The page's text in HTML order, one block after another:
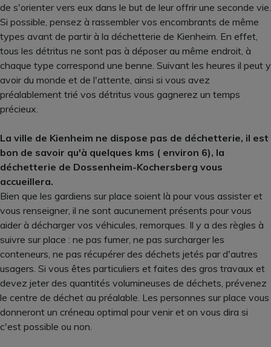
de s'orienter vers eux dans le but de leur offrir une seconde vie.
Si possible, pensez à rassembler vos encombrants de même
types avant de partir à la déchetterie de Kienheim. En effet,
tous les détritus ne sont pas à déposer au même endroit, à
chaque type correspond une benne. Suivant les heures il peut y
avoir du monde et de l'attente, ainsi si vous avez
préalablement trié vos détritus vous gagnerez un temps
précieux.
La ville de Kienheim ne dispose pas de déchetterie, il est
bon de savoir qu'à quelques kms ( environ 6), la
déchetterie de Dossenheim-Kochersberg vous
accueillera.
Bien que les gardiens sur place soient là pour vous assister et
vous renseigner, il ne sont aucunement présents pour vous
aider à décharger vos véhicules, remorques. Il y a des règles à
suivre sur place : ne pas fumer, ne pas surcharger les
conteneurs, ne pas récupérer des déchets jetés par d'autres
usagers. Si vous êtes particuliers et faites des gros travaux et
devez jeter des quantités volumineuses de déchets, prévenez
le centre de déchet au préalable. Les personnes sur place vous
donneront un créneau optimal pour venir et on vous dira si
c'est possible ou non.